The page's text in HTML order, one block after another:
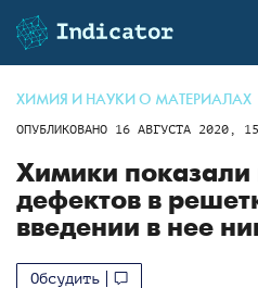
ХИМИЯ И НАУКИ О МАТЕРИАЛАХ
ОПУБЛИКОВАНО 16 АВГУСТА 2020,
Химики показали
дефектов в
введении в нее
Обсудить